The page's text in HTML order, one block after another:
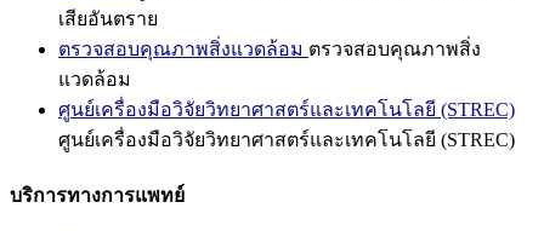
เสียอันตราย
ตรวจสอบคุณภาพสิ่งแวดล้อม ตรวจสอบคุณภาพสิ่ง
แวดล้อม
ศูนย์เครื่องมือวิจัยวิทยาศาสตร์และเทคโนโลยี (STREC)
ศูนย์เครื่องมือวิจัยวิทยาศาสตร์และเทคโนโลยี (STREC)
บริการทางการแพทย์